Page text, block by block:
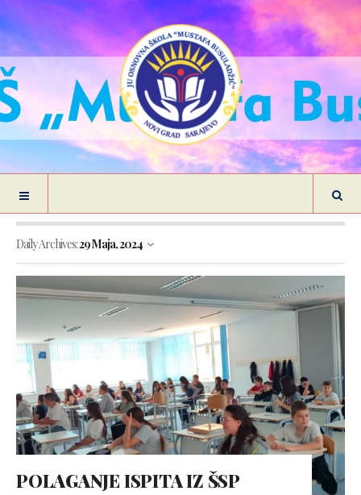
Daily Archives:29 Maja, 2024
POLAGANJE ISPITA IZ ŠSP